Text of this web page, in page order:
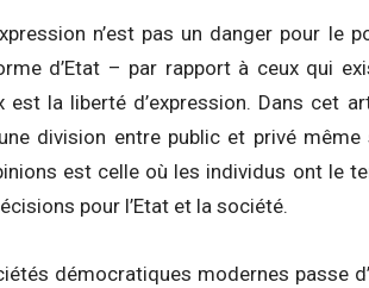
n’est pas un danger pour le
d’Etat – par rapport à ceux qui
est la liberté d’expression. Dans cet
division entre public et privé
est celle où les individus ont le
pour l’Etat et la société.
démocratiques modernes passe